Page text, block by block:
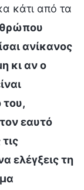
κάτι από τα
ανίκανος
κι αν ο
του,
εαυτό
ελέγξεις τη